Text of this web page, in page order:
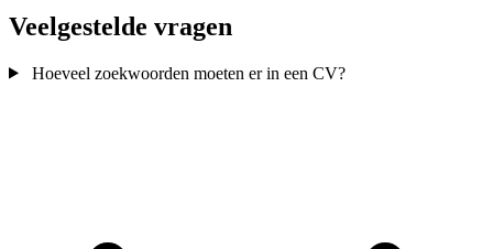
Veelgestelde vragen
Hoeveel zoekwoorden moeten er in een CV?